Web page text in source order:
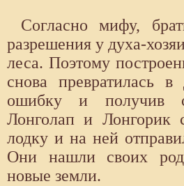
Согласно мифу,
разрешения у духа-
леса. Поэтому
снова превратилась в
ошибку и получив
Лонголап и Лонгорик
лодку и на ней
Они нашли своих
новые земли.